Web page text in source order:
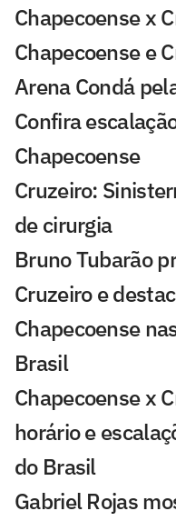
Chapecoense x
Chapecoense e
Arena Condá
Confira
Chapecoense
Cruzeiro:
de cirurgia
Bruno Tubarão
Cruzeiro e
Chapecoense
Brasil
Chapecoense x
horário e
do Brasil
Gabriel Rojas